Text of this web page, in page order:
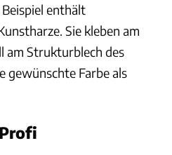
enthält
Sie kleben am
am Strukturblech des
gewünschte Farbe als